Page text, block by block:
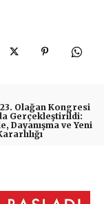
Olağan Kongresi
Gerçekleştirildi:
Dayanışma ve Yeni